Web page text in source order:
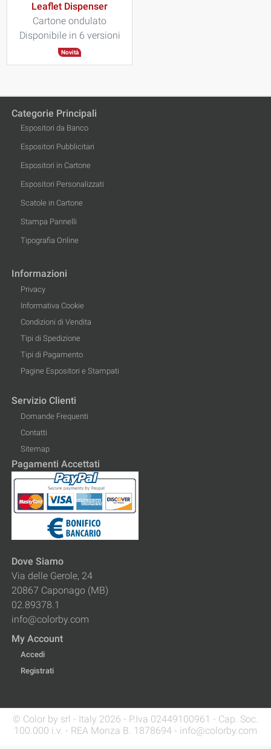
Leaflet Dispenser
Cartone ondulato
Disponibile in 6 versioni
Novità
Categorie Principali
Espositori da Banco
Espositori Pubblicitari
Espositori in Cartone
Espositori Personalizzati
Scatole in Cartone
Stampa Pannelli
Tipografia Online
Informazioni
Privacy
Informativa Cookie
Condizioni di Vendita
Tipi di Spedizione
Tipi di Pagamento
Pagine Espositori e Stampati
Servizio Clienti
Domande Frequenti
Contatti
Sitemap
Pagamenti Accettati
Dove Siamo
Via delle Gerole, 24
20867 Caponago (MB)
02.89378.1
info@colorby.com
My Account
Accedi
Registrati
© Color by srl - Italy 2026 - P.Iva 02449100961 - Cap. Soc.
100.000 i.v. - REA Monza B. 1878694 - info@colorby.com